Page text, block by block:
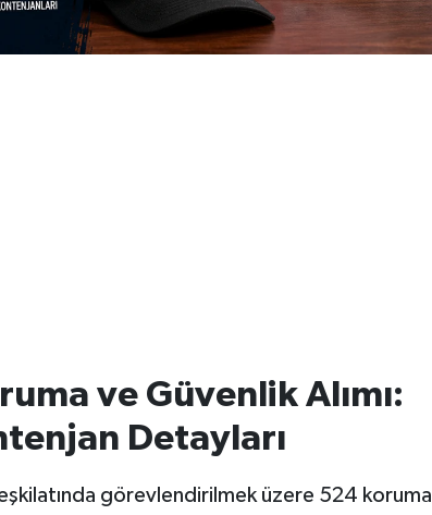
ve Güvenlik Alımı:
Detayları
görevlendirilmek üzere 524 koruma